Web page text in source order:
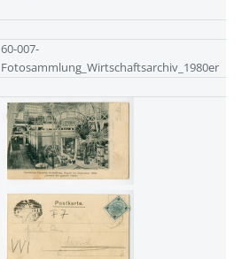
60-007-
Fotosammlung_Wirtschaftsarchiv_1980er